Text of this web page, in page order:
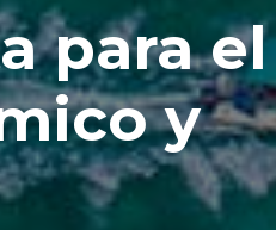
para el
y